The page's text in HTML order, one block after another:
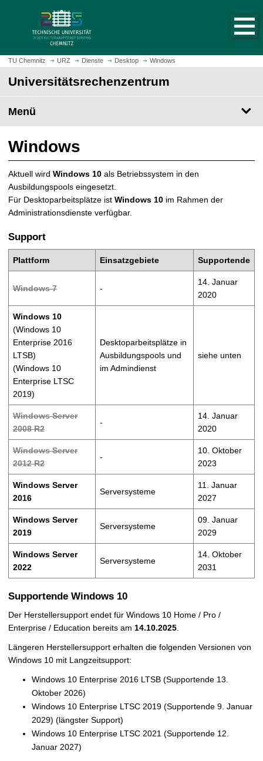
z
m
t
e
i
t
u
f
r
u
f
e
TU Chemnitz URZ Dienste Desktop Windows
Universitätsrechenzentrum
Menü
Windows
Aktuell wird Windows 10 als Betriebssystem in den
Ausbildungspools eingesetzt.
Für Desktoparbeitsplätze ist Windows 10 im Rahmen der
Administrationsdienste verfügbar.
Support
Plattform Einsatzgebiete Supportende
Windows 7 -
14. Januar
2020
Windows 10
(Windows 10
Enterprise 2016
LTSB)
(Windows 10
Enterprise LTSC
2019)
Desktoparbeitsplätze in
Ausbildungspools und
im Admindienst
siehe unten
Windows Server
2008 R2
-
14. Januar
2020
Windows Server
2012 R2
-
10. Oktober
2023
Windows Server
2016
Serversysteme
11. Januar
2027
Windows Server
2019
Serversysteme
09. Januar
2029
Windows Server
2022
Serversysteme
14. Oktober
2031
Supportende Windows 10
Der Herstellersupport endet für Windows 10 Home / Pro /
Enterprise / Education bereits am 14.10.2025
Längeren Herstellersupport erhalten die folgenden Versionen von
Windows 10 mit Langzeitsupport:
Windows 10 Enterprise 2016 LTSB (Supportende 13.
Oktober 2026)
Windows 10 Enterprise LTSC 2019 (Supportende 9. Januar
2029) (längster Support)
Windows 10 Enterprise LTSC 2021 (Supportende 12.
Januar 2027)